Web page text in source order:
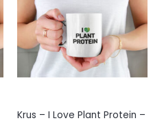
Krus – I Love Plant Protein –